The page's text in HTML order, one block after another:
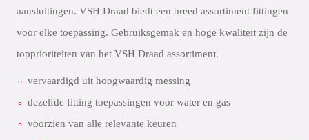
aansluitingen. VSH Draad biedt een breed assortiment fittingen
voor elke toepassing. Gebruiksgemak en hoge kwaliteit zijn de
topprioriteiten van het VSH Draad assortiment.
vervaardigd uit hoogwaardig messing
dezelfde fitting toepassingen voor water en gas
voorzien van alle relevante keuren